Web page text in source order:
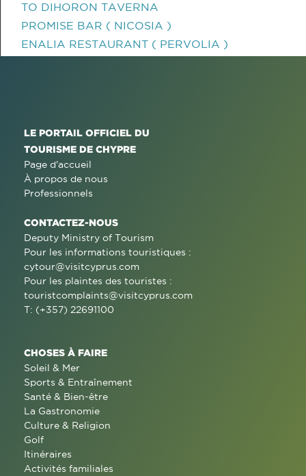
TO DIHORON TAVERNA
PROMISE BAR ( NICOSIA )
ENALIA RESTAURANT ( PERVOLIA )
LE PORTAIL OFFICIEL DU
TOURISME DE CHYPRE
Page d'accueil
À propos de nous
Professionnels
CONTACTEZ-NOUS
Deputy Ministry of Tourism
Pour les informations touristiques :
cytour@visitcyprus.com
Pour les plaintes des touristes :
touristcomplaints@visitcyprus.com
T: (+357) 22691100
CHOSES À FAIRE
Soleil & Mer
Sports & Entraînement
Santé & Bien-être
La Gastronomie
Culture & Religion
Golf
Itinéraires
Activités familiales